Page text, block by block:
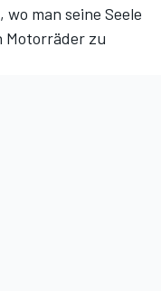
man seine Seele
Motorräder zu